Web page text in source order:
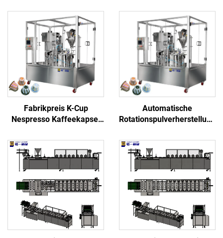
Fabrikpreis K-Cup
Nespresso Kaffeekapsel
Versiegelungsmaschine
Automatische
Rotationspulverherstellung
Füller leere Nespresso
Kaffeekapsel Füll- und
Versiegelungsmaschine